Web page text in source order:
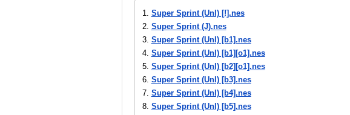
1. Super Sprint (Unl) [!].nes
2. Super Sprint (J).nes
3. Super Sprint (Unl) [b1].nes
4. Super Sprint (Unl) [b1][o1].nes
5. Super Sprint (Unl) [b2][o1].nes
6. Super Sprint (Unl) [b3].nes
7. Super Sprint (Unl) [b4].nes
8. Super Sprint (Unl) [b5].nes